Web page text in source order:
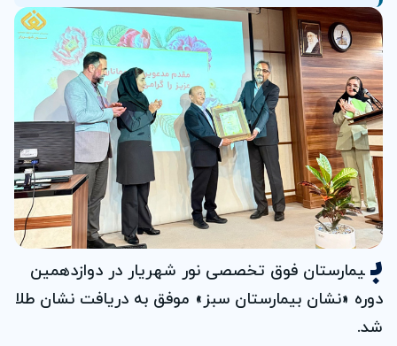
ب یمارستان فوق تخصصی نور شهریار در دوازدهمین
دوره «نشان بیمارستان سبز» موفق به دریافت نشان طلا
شد.